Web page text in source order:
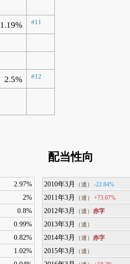
1.19% #11
2.5% #12
2.97%
2%
0.8%
0.99%
0.82%
1.02%
配当性向
2010年3月 （連） -22.84%
2011年3月
（連） +73.07%
2012年3月
（連）赤字
2013年3月
（連）
2014年3月
（連）赤字
2015年3月
（連）